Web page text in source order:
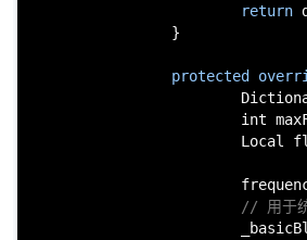
return
}
protected
int
Local
// 用于
_basicBlocks =